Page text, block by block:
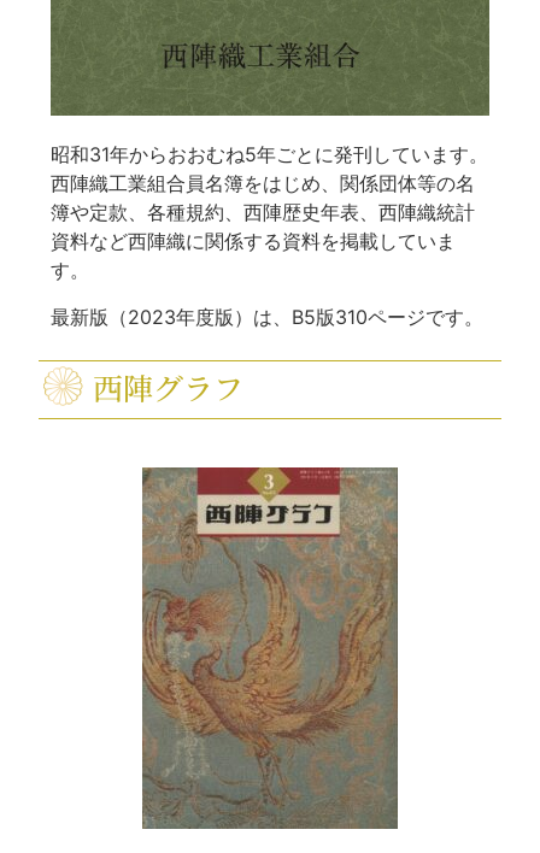
昭和31年からおおむね5年ごとに発刊しています。
西陣織工業組合員名簿をはじめ、関係団体等の名
簿や定款、各種規約、西陣歴史年表、西陣織統計
資料など西陣織に関係する資料を掲載していま
す。
最新版（2023年度版）は、B5版310ページです。
西陣グラフ